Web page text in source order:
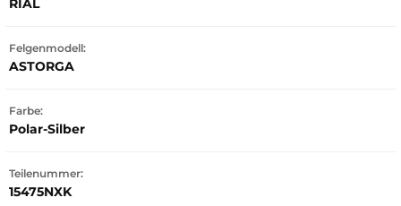
RIAL
Felgenmodell:
ASTORGA
Farbe:
Polar-Silber
Teilenummer:
15475NXK